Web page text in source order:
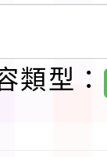
學生
觀特色
類型：